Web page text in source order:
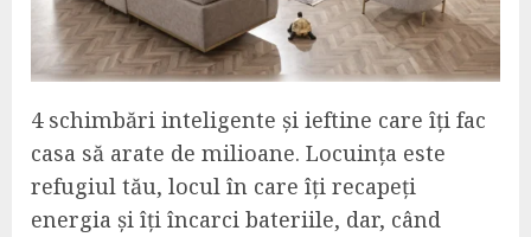
4 schimbări inteligente și ieftine care îți fac
casa să arate de milioane. Locuința este
refugiul tău, locul în care îți recapeți
energia și îți încarci bateriile, dar, când